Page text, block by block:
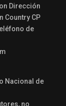
Dirección
Country CP
de
Nacional de
no